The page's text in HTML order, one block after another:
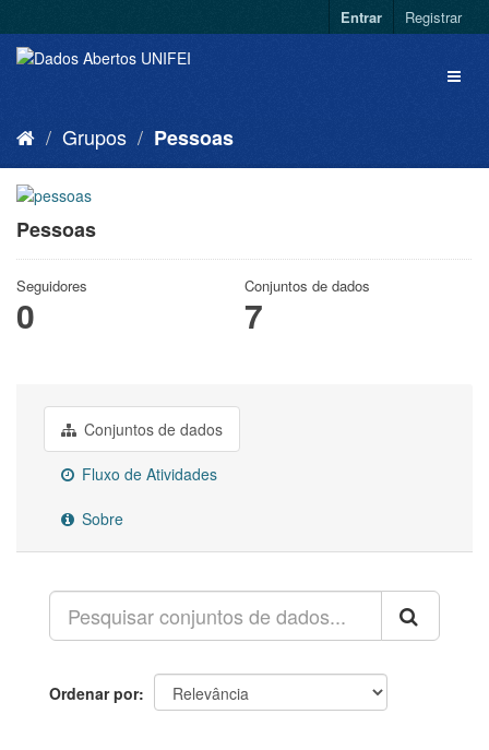
Entrar Registrar
Grupos Pessoas
Pessoas
Seguidores
0
Conjuntos de dados
7
Conjuntos de dados
Fluxo de Atividades
Sobre
Ordenar por